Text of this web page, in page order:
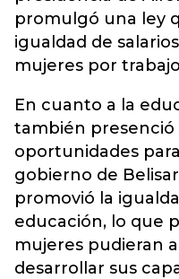
promulgó una ley
igualdad de
mujeres por
En cuanto a la
también presenció
oportunidades
gobierno de
promovió la
educación, lo que
mujeres pudieran
desarrollar sus